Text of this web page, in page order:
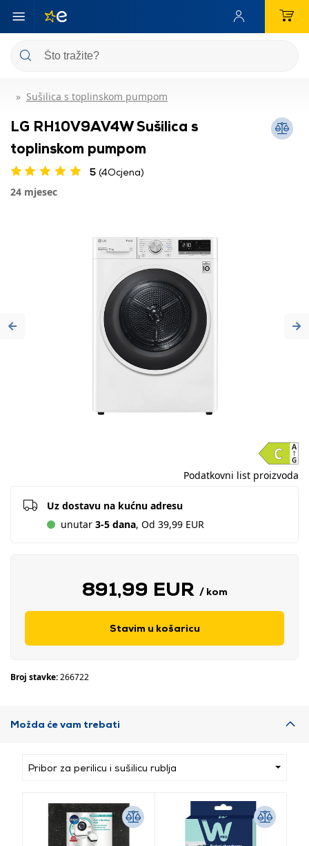
Sušilica s toplinskom pumpom
LG RH10V9AV4W Sušilica s
toplinskom pumpom
5 (4Ocjena)
24 mjesec
Previous
Podatkovni list proizvoda
Uz dostavu na kućnu adresu
unutar 3-5 dana, Od 39,99 EUR
891,99 EUR / kom
Stavim u košaricu
Broj stavke:266722
Možda će vam trebati
Pribor za perilicu i sušilicu rublja